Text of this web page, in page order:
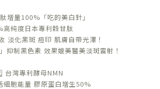
增量100%「吃的美白針」
純度日本專利穀甘肽
淡化黑斑 痘印 肌膚自帶光澤！
抑制黑色素 效果媲美醫美淡斑雷射！
台灣專利酵母NMN
細胞能量 膠原蛋白增生50%